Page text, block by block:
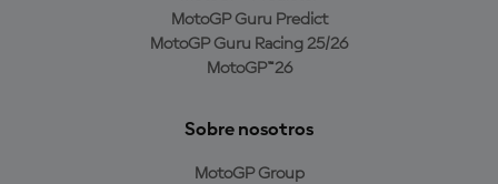
MotoGP Guru Predict
MotoGP Guru Racing 25/26
MotoGP™26
Sobre nosotros
MotoGP Group